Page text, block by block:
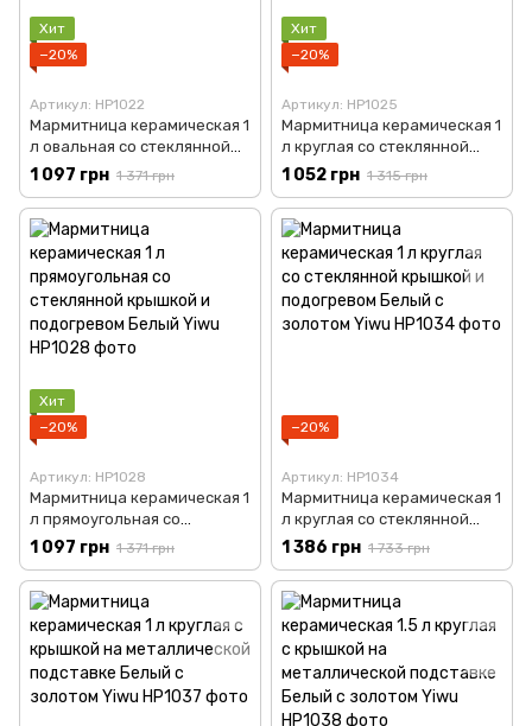
Хит
−20%
Артикул: HP1022
Мармитница керамическая 1
л овальная со стеклянной
крышкой Белый Yiwu HP1022
1 097 грн 1 371 грн
Хит
−20%
Артикул: HP1025
Мармитница керамическая 1
л круглая со стеклянной
крышкой Белый Yiwu HP1025
1 052 грн 1 315 грн
Хит
−20%
Артикул: HP1028
Мармитница керамическая 1
л прямоугольная со
стеклянной крышкой и
подогревом Белый Yiwu
HP1028
1 097 грн 1 371 грн
−20%
Артикул: HP1034
Мармитница керамическая 1
л круглая со стеклянной
крышкой и подогревом
Белый с золотом Yiwu
HP1034
1 386 грн 1 733 грн